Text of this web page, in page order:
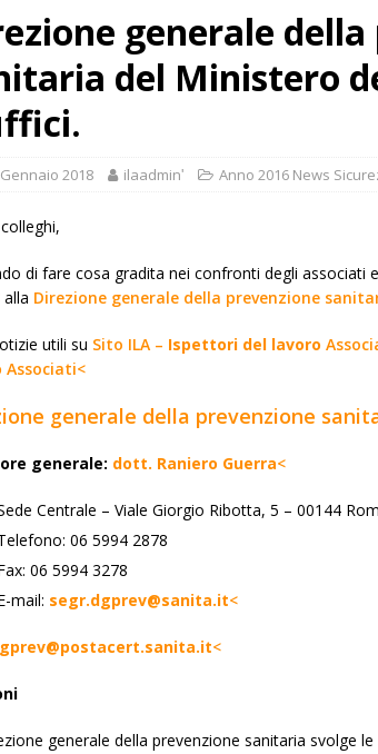
generale
del Ministero
2018 ilaadminʹ Anno 2016 News
di fare cosa gradita nei confronti degli associati
alla Direzione generale della prevenzione
utili su Sito ILA – Ispettori del lavoro
Associati<
generale della prevenzione
generale: dott. Raniero Guerra<
Centrale – Viale Giorgio Ribotta, 5 – 00144
06 5994 2878
06 5994 3278
mail: segr.dgprev@sanita.it<
<
generale della prevenzione sanitaria svolge